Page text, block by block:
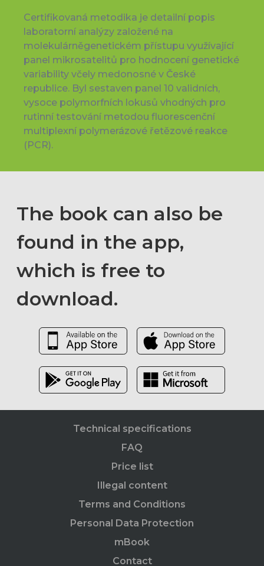
Certifikovaná metodika je detailní popis
laboratorní analýzy založené na
molekulárněgenetickém přístupu využívající
panel mikrosatelitů pro hodnocení genetické
variability včely medonosné v České
republice. Byl sestaven panel 10 validních,
vysoce polymorfních lokusů vhodných pro
rutinní testování metodou fluorescenční
multiplexní polymerázové řetězové reakce
(PCR).
The book can also be
found in the app,
which is free to
download.
Technical specifications
FAQ
Price list
Illegal content
Terms and Conditions
Personal Data Protection
mBook
Contact